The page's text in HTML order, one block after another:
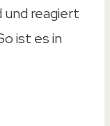
und reagiert
ist es in